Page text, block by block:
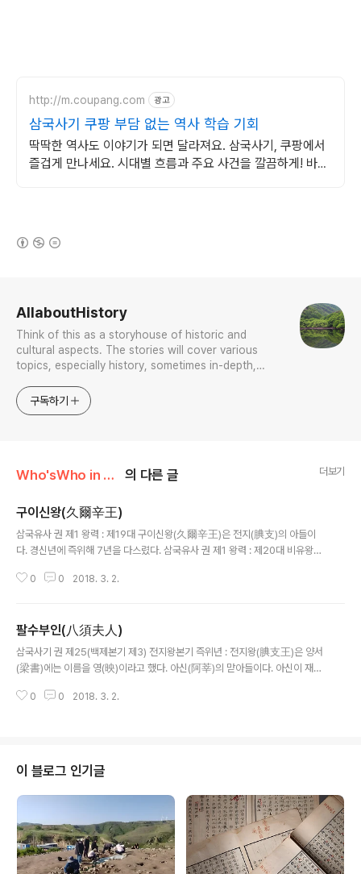
http://m.coupang.com 광고
삼국사기 쿠팡 부담 없는 역사 학습 기회
딱딱한 역사도 이야기가 되면 달라져요. 삼국사기, 쿠팡에서
즐겁게 만나세요. 시대별 흐름과 주요 사건을 깔끔하게! 바쁜
AllaboutHistory
Think of this as a storyhouse of historic and
cultural aspects. The stories will cover various
topics, especially history, sometimes in-depth,
approach will be to resist any common sense or
generalized viewpoint
구독하기
Who'sWho in Ancient Korea 의 다른 글 더보기
구이신왕(久爾辛王)
삼국유사 권 제1 왕력 : 제19대 구이신왕(久爾辛王)은 전지(腆支)의 아들이
다. 경신년에 즉위해 7년을 다스렸다. 삼국유사 권 제1 왕력 : 제20대 비유왕
구이신왕(久尒辛王)
0 0 2018. 3. 2.
팔수부인(八須夫人)
삼국사기 권 제25(백제본기 제3) 전지왕본기 즉위년 : 전지왕(腆支王)은 양서
(梁書)에는 이름을 영(映)이라고 했다. 아신(阿莘)의 맏아들이다. 아신이 재위
둘째 동생 훈해(訓解)가 정사를 대리하면서[攝政] 태자의 환국을 기다렸는데,
다. “대왕이 죽자 왕의 동생 혈례가 형을 죽이고 스스로 왕이 되었습니다. 원컨
대 태자는 경솔히 들어가지 마십시오.” 전지는 왜인(倭人)을 머물러 두어 자기
를 호위..
0 0 2018. 3. 2.
이 블로그 인기글